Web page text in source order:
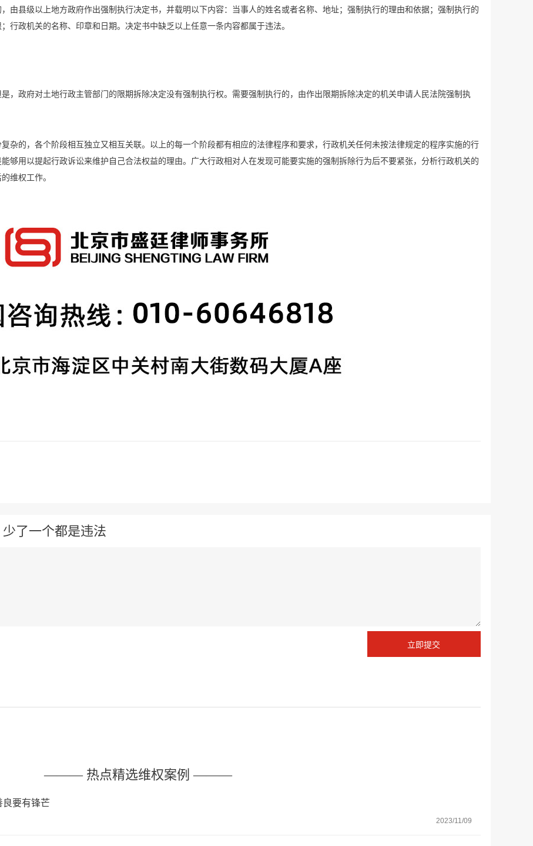
由县级以上地方政府作出强制执行决定书，并载明以下内容：当事人的姓名或者名称、地址；强制执行的理由和依据；强制执行的
行政机关的名称、印章和日期。决定书中缺乏以上任意一条内容都属于违法。
，政府对土地行政主管部门的限期拆除决定没有强制执行权。需要强制执行的，由作出限期拆除决定的机关申请人民法院强制执
杂的，各个阶段相互独立又相互关联。以上的每一个阶段都有相应的法律程序和要求，行政机关任何未按法律规定的程序实施的行
够用以提起行政诉讼来维护自己合法权益的理由。广大行政相对人在发现可能要实施的强制拆除行为后不要紧张，分析行政机关的
维权工作。
了一个都是违法
——— 热点精选维权案例 ———
良要有锋芒
2023/11/09